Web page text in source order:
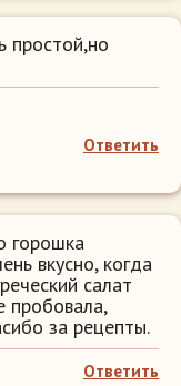
простой,но
Ответить
горошка
вкусно, когда
салат
за рецепты.
Ответить